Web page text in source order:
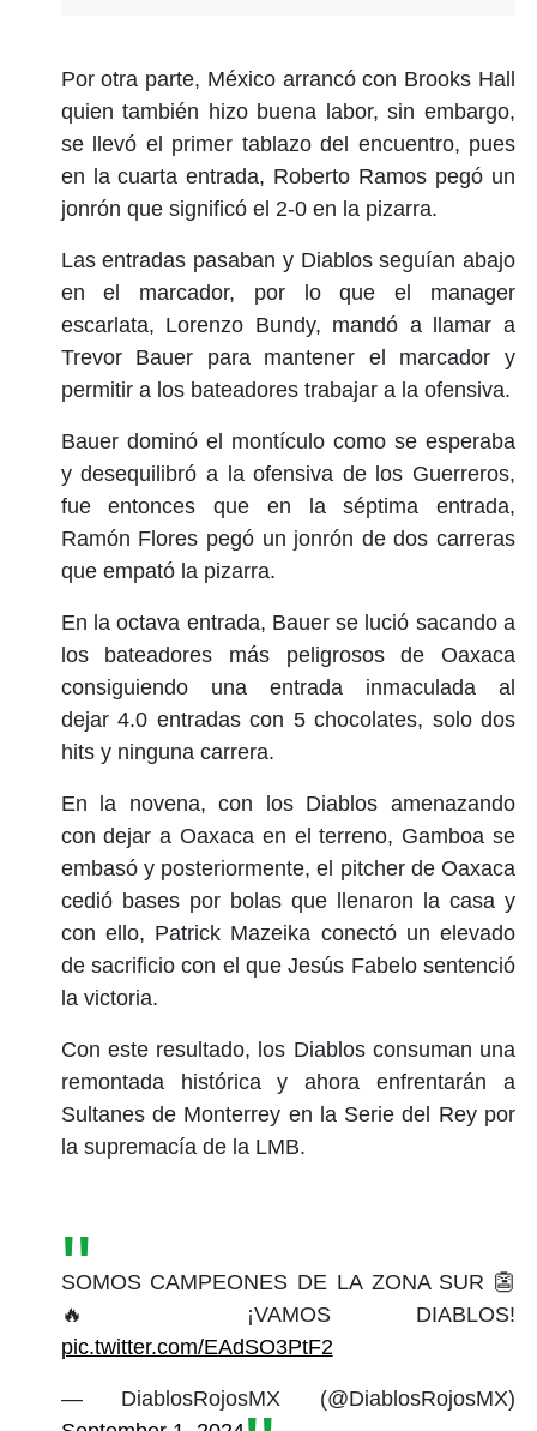
Por otra parte, México arrancó con Brooks Hall
quien también hizo buena labor, sin embargo,
se llevó el primer tablazo del encuentro, pues
en la cuarta entrada, Roberto Ramos pegó un
jonrón que significó el 2-0 en la pizarra.
Las entradas pasaban y Diablos seguían abajo
en el marcador, por lo que el manager
escarlata, Lorenzo Bundy, mandó a llamar a
Trevor Bauer para mantener el marcador y
permitir a los bateadores trabajar a la ofensiva.
Bauer dominó el montículo como se esperaba
y desequilibró a la ofensiva de los Guerreros,
fue entonces que en la séptima entrada,
Ramón Flores pegó un jonrón de dos carreras
que empató la pizarra.
En la octava entrada, Bauer se lució sacando a
los bateadores más peligrosos de Oaxaca
consiguiendo una entrada inmaculada al
dejar 4.0 entradas con 5 chocolates, solo dos
hits y ninguna carrera.
En la novena, con los Diablos amenazando
con dejar a Oaxaca en el terreno, Gamboa se
embasó y posteriormente, el pitcher de Oaxaca
cedió bases por bolas que llenaron la casa y
con ello, Patrick Mazeika conectó un elevado
de sacrificio con el que Jesús Fabelo sentenció
la victoria.
Con este resultado, los Diablos consuman una
remontada histórica y ahora enfrentarán a
Sultanes de Monterrey en la Serie del Rey por
la supremacía de la LMB.
SOMOS CAMPEONES DE LA ZONA SUR 👺
🔥 ¡VAMOS DIABLOS!
pic.twitter.com/EAdSO3PtF2
— DiablosRojosMX (@DiablosRojosMX)